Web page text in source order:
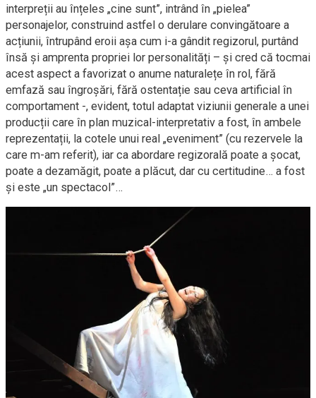
interpreții au înțeles „cine sunt”, intrând în „pielea”
personajelor, construind astfel o derulare convingătoare a
acțiunii, întrupând eroii așa cum i-a gândit regizorul, purtând
însă și amprenta propriei lor personalități – și cred că tocmai
acest aspect a favorizat o anume naturalețe în rol, fără
emfază sau îngroșări, fără ostentație sau ceva artificial în
comportament -, evident, totul adaptat viziunii generale a unei
producții care în plan muzical-interpretativ a fost, în ambele
reprezentații, la cotele unui real „eveniment” (cu rezervele la
care m-am referit), iar ca abordare regizorală poate a șocat,
poate a dezamăgit, poate a plăcut, dar cu certitudine… a fost
și este „un spectacol”…